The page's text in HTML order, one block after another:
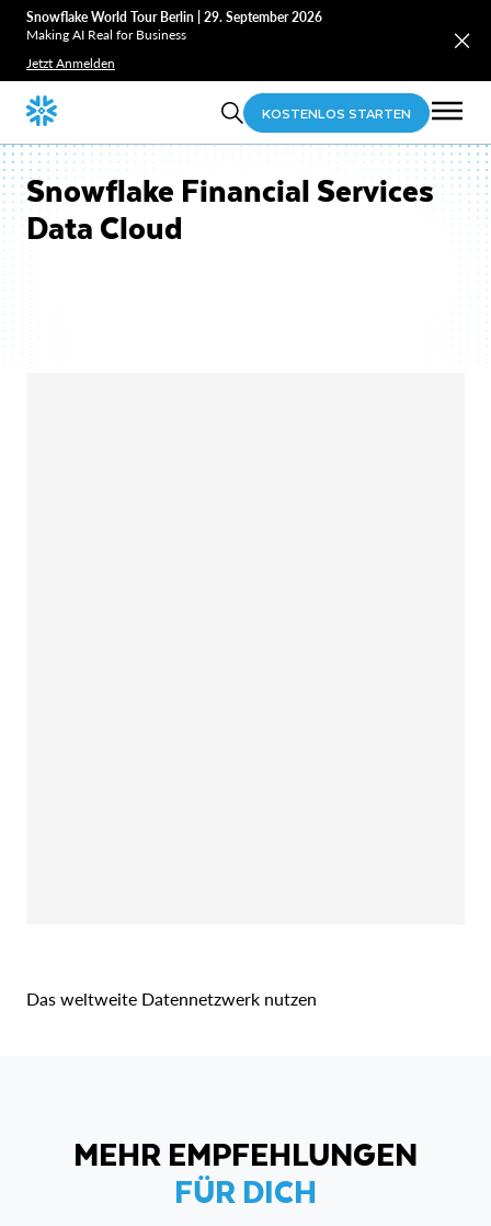
Snowflake World Tour Berlin | 29. September 2026
Making AI Real for Business
Jetzt Anmelden
KOSTENLOS STARTEN
Snowflake Financial Services
Data Cloud
Das weltweite Datennetzwerk nutzen
MEHR EMPFEHLUNGEN
FÜR DICH